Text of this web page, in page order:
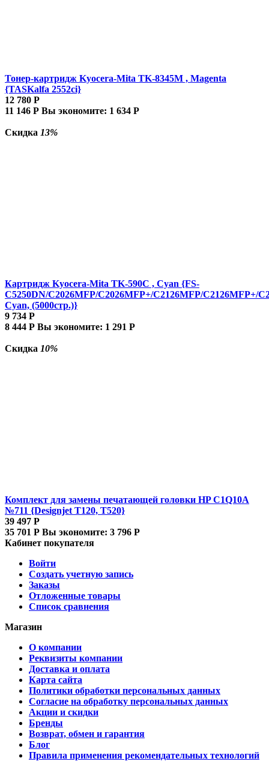
Тонер-картридж Kyocera-Mita TK-8345M , Magenta
{TASKalfa 2552ci}
12 780 Р
11 146 Р Вы экономите: 1 634 Р
Скидка 13%
Картридж Kyocera-Mita TK-590C , Cyan {FS-
C5250DN/C2026MFP/C2026MFP+/C2126MFP/C2126MFP+/
Cyan, (5000стр.)}
9 734 Р
8 444 Р Вы экономите: 1 291 Р
Скидка 10%
Комплект для замены печатающей головки HP C1Q10A
№711 {Designjet T120, T520}
39 497 Р
35 701 Р Вы экономите: 3 796 Р
Кабинет покупателя
Войти
Создать учетную запись
Заказы
Отложенные товары
Список сравнения
Магазин
О компании
Реквизиты компании
Доставка и оплата
Карта сайта
Политики обработки персональных данных
Согласие на обработку персональных данных
Акции и скидки
Бренды
Возврат, обмен и гарантия
Блог
Правила применения рекомендательных технологий